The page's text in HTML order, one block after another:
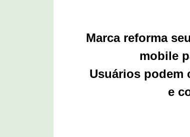
Marca reforma
mobile
Usuários podem
e